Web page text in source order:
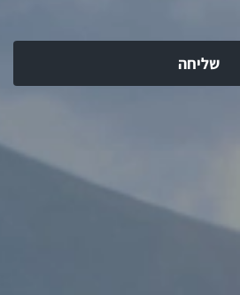
שליחה